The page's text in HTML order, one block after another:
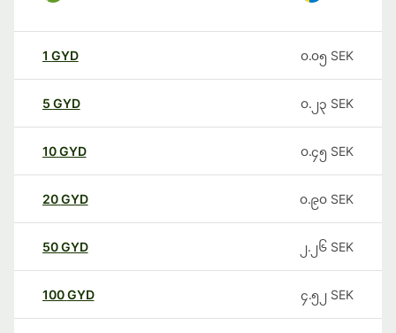
1 GYD ၀.၀၅ SEK
5 GYD ၀.၂၃ SEK
10GYD ၀.၄၅ SEK
20GYD ၀.၉၀ SEK
50GYD ၂.၂၆ SEK
100GYD ၄.၅၂ SEK